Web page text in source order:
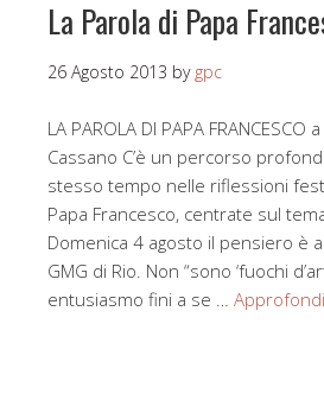
La Parola di Papa
26 Agosto 2013 by gpc
LA PAROLA DI PAPA
Cassano C’è un percorso
stesso tempo nelle riflessioni
Papa Francesco, centrate sul
Domenica 4 agosto il pensiero è
GMG di Rio. Non “sono ‘fuochi
entusiasmo fini a se …